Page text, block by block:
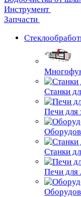
Инструмент
Запчасти
Станки
Печи для
Станки
Печи для